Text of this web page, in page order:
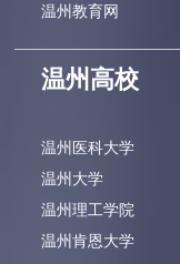
温州教育网
温州高校
温州医科大学
温州大学
温州理工学院
温州肯恩大学